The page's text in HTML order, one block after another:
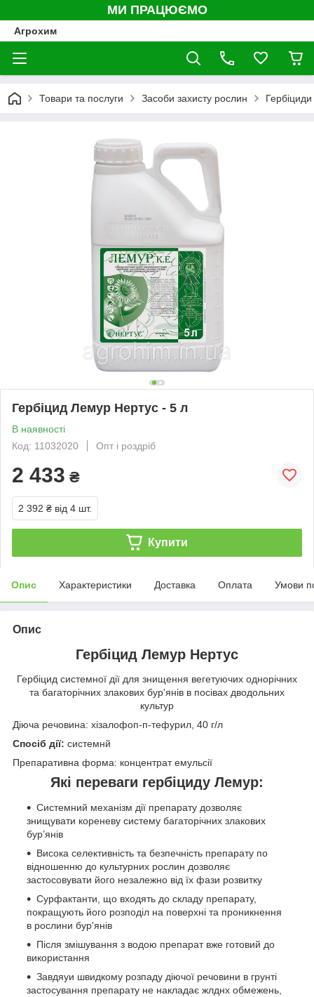
МИ ПРАЦЮЄМО
Агрохим
Товари та послуги Засоби захисту рослин Гербіциди
Гербіцид Лемур Нертус - 5 л
В наявності
Код: 11032020
Опт і роздріб
2 433 ₴
2 392 ₴ від 4 шт.
Купити
Опис Характеристики Доставка Оплата Умови
Опис
Гербіцид Лемур Нертус
Гербіцид системної дії для знищення вегетуючих однорічних
та багаторічних злакових бур'янів в посівах дводольних
культур
Діюча речовина: хізалофоп-п-тефурил, 40 г/л
Спосіб дії: системнй
Препаративна форма: концентрат емульсії
Які переваги гербіциду Лемур:
Системний механізм дії препарату дозволяє
знищувати кореневу систему багаторічних злакових
бур’янів
Висока селективність та безпечність препарату по
відношенню до культурних рослин дозволяє
застосовувати його незалежно від їх фази розвитку
Сурфактанти, що входять до складу препарату,
покращують його розподіл на поверхні та проникнення
в рослини бур'янів
Після змішування з водою препарат вже готовий до
використання
Завдяуи швидкому розпаду діючої речовини в грунті
застосування препарату не накладає жлднх обмежень,